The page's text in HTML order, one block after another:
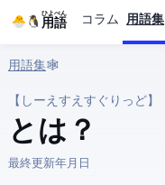
IT用語
ひよぺん コラム 用語集
用語集› 🕸️ Web › CSS Grid
【しーえすえすぐりっど】
CSS Grid とは？
最終更新:2026年3月25日